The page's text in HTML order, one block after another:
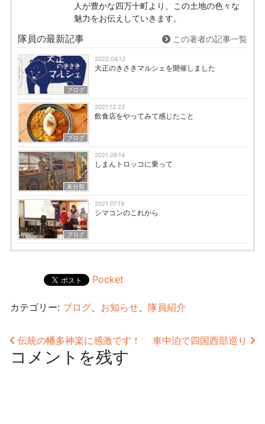
人が豊かな四万十町より、この土地の色々な
魅力をお伝えしていきます。
隊員の最新記事 この著者の記事一覧
ブログ
2022.04.12
大正のきさきマルシェを開催しました
ブログ
2021.12.23
飲食店をやってみて感じたこと
未分類
2021.09.14
しまんトロッコに乗って
ブログ
2021.07.19
シマコンのこれから
Pocket
カテゴリー: ブログ お知らせ 隊員紹介
投稿ナビゲーション
伝統の幡多神楽に感激です！ 車中泊で四国西部巡り
コメントを残す